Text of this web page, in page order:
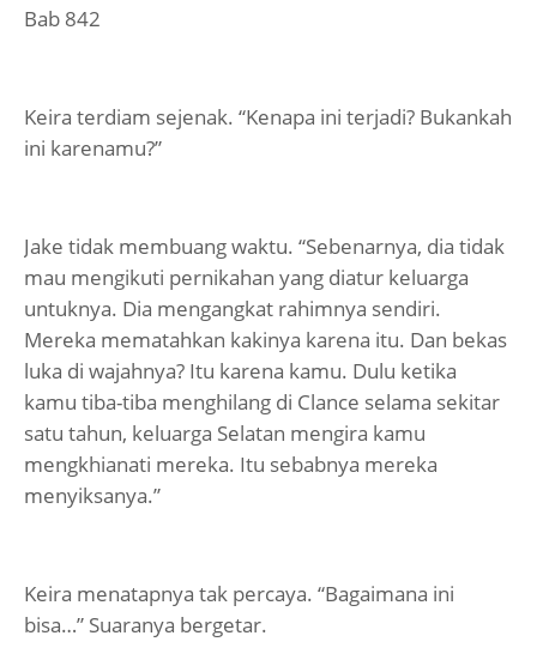
Bab 842
Keira terdiam sejenak. “Kenapa ini terjadi? Bukankah
ini karenamu?”
Jake tidak membuang waktu. “Sebenarnya, dia tidak
mau mengikuti pernikahan yang diatur keluarga
untuknya. Dia mengangkat rahimnya sendiri.
Mereka mematahkan kakinya karena itu. Dan bekas
luka di wajahnya? Itu karena kamu. Dulu ketika
kamu tiba-tiba menghilang di Clance selama sekitar
satu tahun, keluarga Selatan mengira kamu
mengkhianati mereka. Itu sebabnya mereka
menyiksanya.”
Keira menatapnya tak percaya. “Bagaimana ini
bisa…” Suaranya bergetar.